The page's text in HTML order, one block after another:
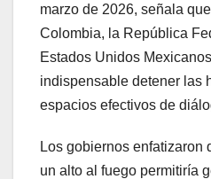
marzo de 2026, señala
Colombia, la República
Estados Unidos
indispensable detener las
espacios efectivos de
Los gobiernos enfatizaron
un alto al fuego permitiría